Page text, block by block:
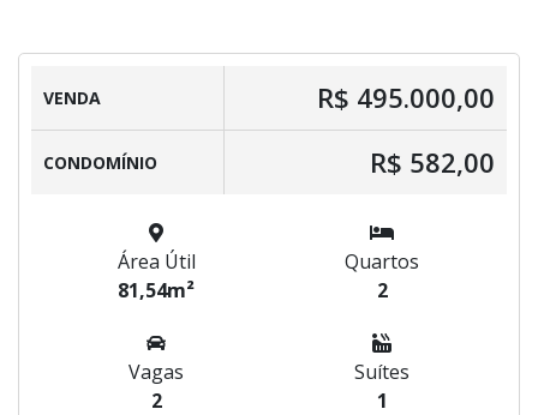
VENDA R$ 495.000,00
CONDOMÍNIO R$ 582,00
Área Útil
81,54m²
Quartos
2
Vagas
2
Suítes
1